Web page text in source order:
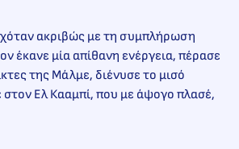
ακριβώς με τη συμπλήρωση
έκανε μία απίθανη ενέργεια, πέρασε
της Μάλμε, διένυσε το μισό
στον Ελ Κααμπί, που με άψογο πλασέ,